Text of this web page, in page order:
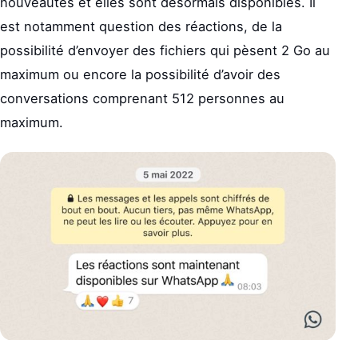
est notamment question des réactions, de la
possibilité d’envoyer des fichiers qui pèsent 2 Go au
maximum ou encore la possibilité d’avoir des
conversations comprenant 512 personnes au
maximum.